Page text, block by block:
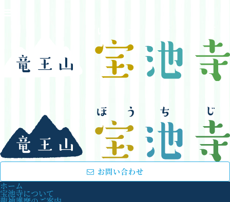
お問い合わせ
ホーム
宝池寺について